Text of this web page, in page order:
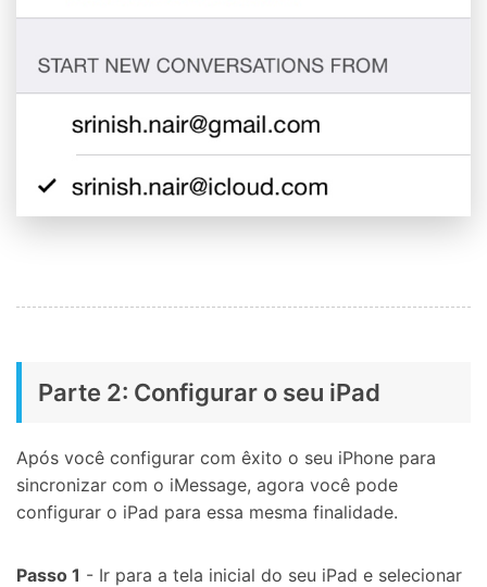
Parte 2: Configurar o seu iPad
Após você configurar com êxito o seu iPhone para
sincronizar com o iMessage, agora você pode
configurar o iPad para essa mesma finalidade.
Passo 1 - Ir para a tela inicial do seu iPad e selecionar